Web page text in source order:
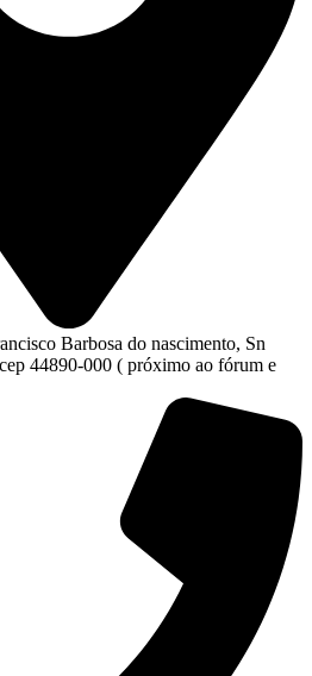
Barbosa do nascimento, Sn
44890-000 ( próximo ao fórum e